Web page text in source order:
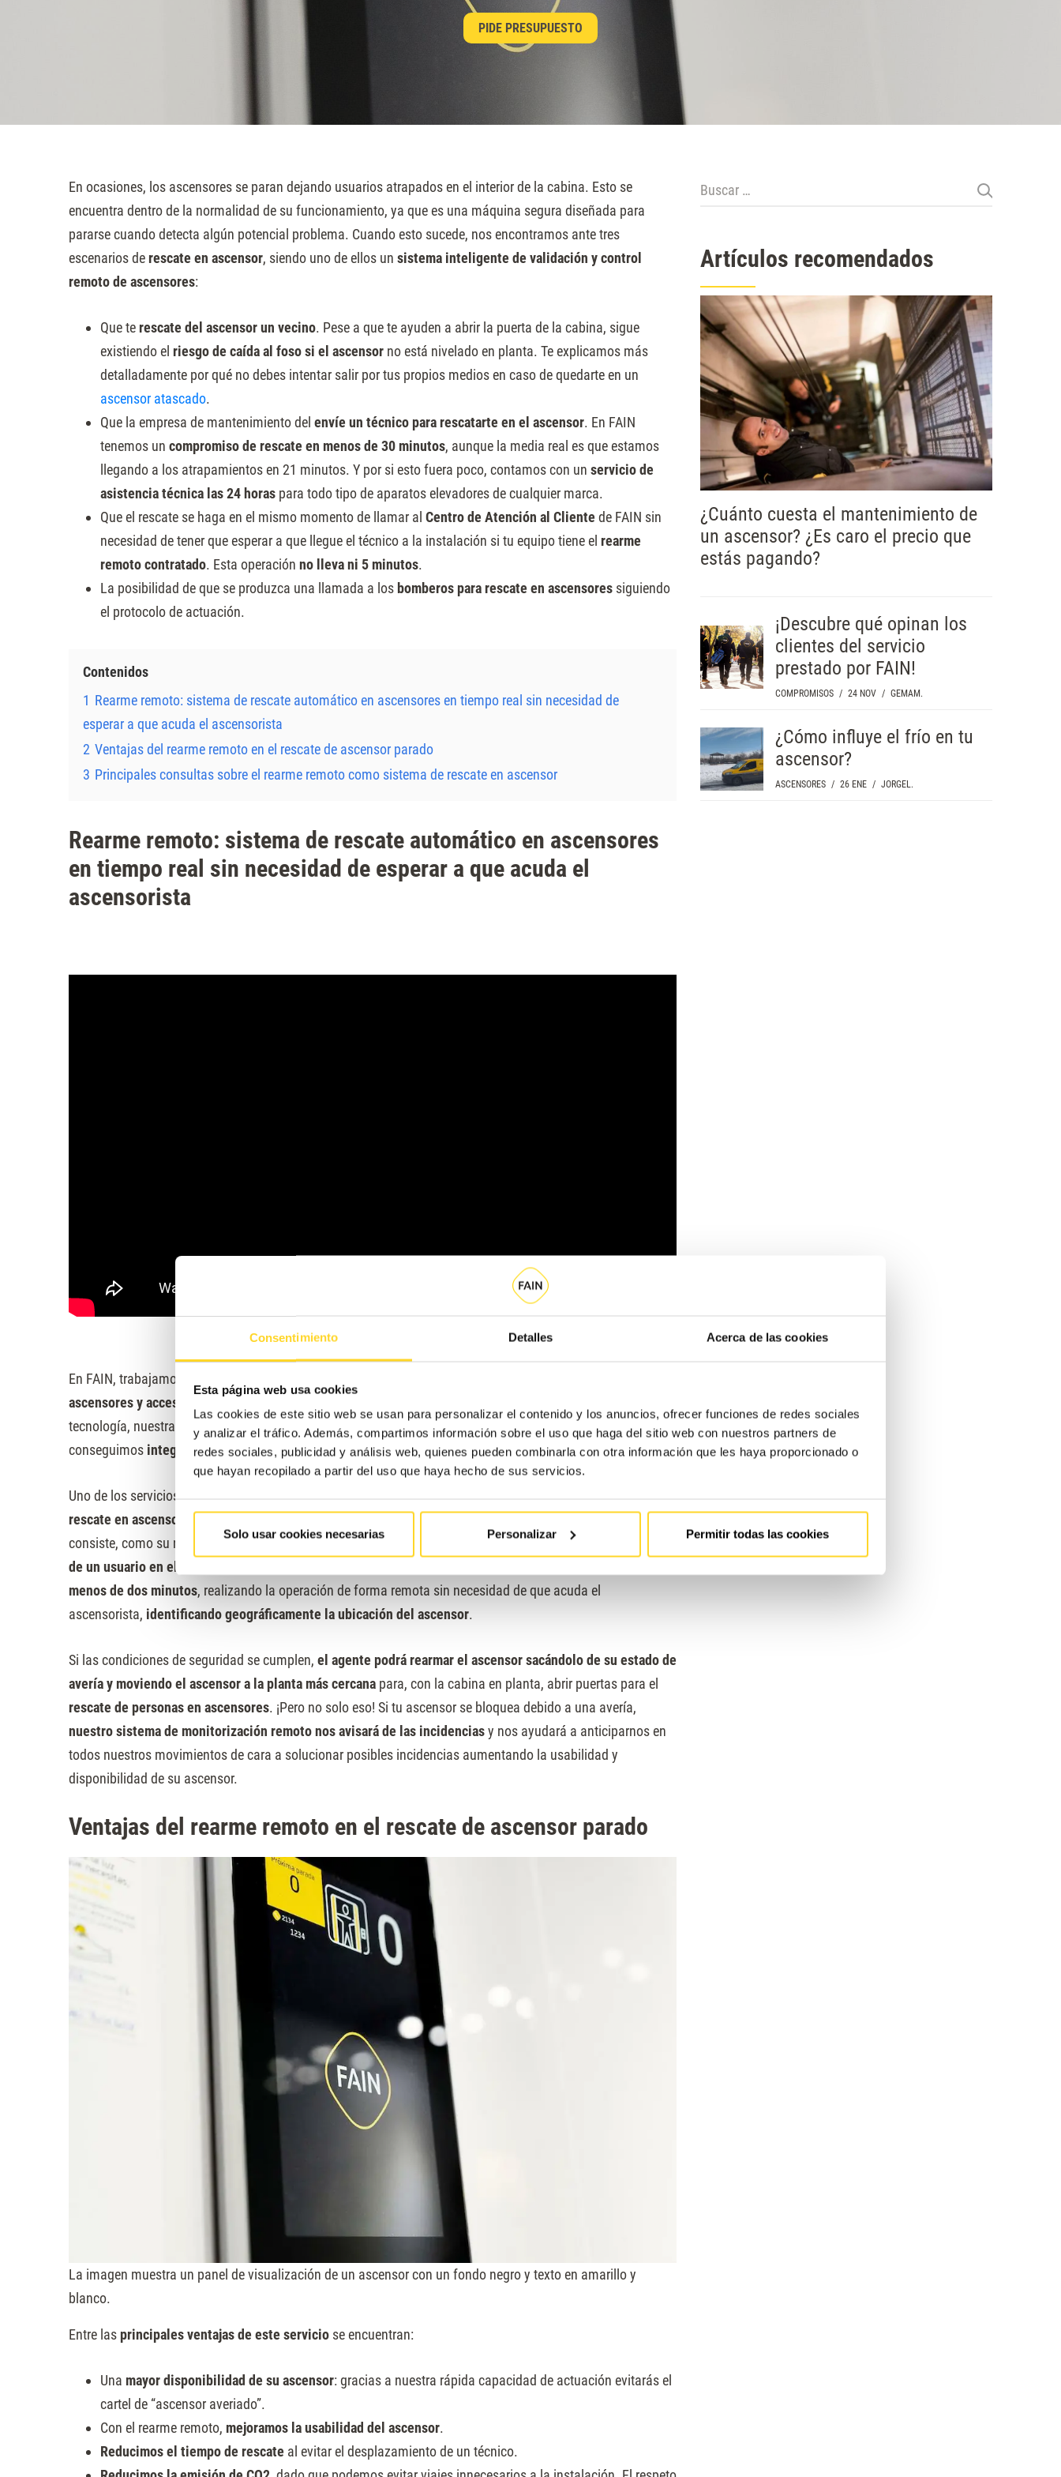
Consentimiento Detalles Acerca de las cookies
Esta página web usa cookies
Las cookies de este sitio web se usan para personalizar el contenido y los anuncios, ofrecer funciones de redes sociales
y analizar el tráfico. Además, compartimos información sobre el uso que haga del sitio web con nuestros partners de
redes sociales, publicidad y análisis web, quienes pueden combinarla con otra información que les haya proporcionado o
que hayan recopilado a partir del uso que haya hecho de sus servicios.
Solo usar cookies necesarias Personalizar Permitir todas las cookies
PIDE PRESUPUESTO
En ocasiones, los ascensores se paran dejando usuarios atrapados en el interior de la cabina. Esto se
encuentra dentro de la normalidad de su funcionamiento, ya que es una máquina segura diseñada para
pararse cuando detecta algún potencial problema. Cuando esto sucede, nos encontramos ante tres
escenarios de rescate en ascensor, siendo uno de ellos un sistema inteligente de validación y control
remoto de ascensores:
Que te rescate del ascensor un vecino. Pese a que te ayuden a abrir la puerta de la cabina, sigue
existiendo el riesgo de caída al foso si el ascensor no está nivelado en planta. Te explicamos más
detalladamente por qué no debes intentar salir por tus propios medios en caso de quedarte en un
ascensor atascado.
Que la empresa de mantenimiento del envíe un técnico para rescatarte en el ascensor. En FAIN
tenemos un compromiso de rescate en menos de 30 minutos, aunque la media real es que estamos
llegando a los atrapamientos en 21 minutos. Y por si esto fuera poco, contamos con un servicio de
asistencia técnica las 24 horas para todo tipo de aparatos elevadores de cualquier marca.
Que el rescate se haga en el mismo momento de llamar al Centro de Atención al Cliente de FAIN sin
necesidad de tener que esperar a que llegue el técnico a la instalación si tu equipo tiene el rearme
remoto contratado. Esta operación no lleva ni 5 minutos.
La posibilidad de que se produzca una llamada a los bomberos para rescate en ascensores siguiendo
el protocolo de actuación.
Contenidos
1 Rearme remoto: sistema de rescate automático en ascensores en tiempo real sin necesidad de
esperar a que acuda el ascensorista
2 Ventajas del rearme remoto en el rescate de ascensor parado
3 Principales consultas sobre el rearme remoto como sistema de rescate en ascensor
Rearme remoto: sistema de rescate automático en ascensores
en tiempo real sin necesidad de esperar a que acuda el
ascensorista
En FAIN, trabajamos con la idea de conseguir
ascensores y accesibilidad
tecnología, nuestra gran aliada en todo los ámbitos de nuestra empresa. Gracias a nuestro gran equipo,
conseguimos integrar las últimas novedades tecnológicas en nuestros productos y servicios.
Uno de los servicios digitales de los que más orgullosos estamos es el
rescate en ascensores en remoto
, servicio muy seguro y beneficioso para el usuario del ascensor que
consiste, como su nombre indica, en poderrearmar el ascensor de forma remota.En caso de atrapamiento
de un usuario en el ascensor
menos de dos minutos, realizando la operación de forma remota sin necesidad de que acuda el
ascensorista, identificando geográficamente la ubicación del ascensor.
Si las condiciones de seguridad se cumplen, el agente podrá rearmar el ascensor sacándolo de su estado de
avería y moviendo el ascensor a la planta más cercana para, con la cabina en planta, abrir puertas para el
rescate de personas en ascensores. ¡Pero no solo eso! Si tu ascensor se bloquea debido a una avería,
nuestro sistema de monitorización remoto nos avisará de las incidenciasy nos ayudará a anticiparnos en
todos nuestros movimientos de cara a solucionar posibles incidencias aumentando la usabilidad y
disponibilidad de su ascensor.
Ventajas del rearme remoto en el rescate de ascensor parado
La imagen muestra un panel de visualización de un ascensor con un fondo negro y texto en amarillo y
blanco.
Entre las principales ventajas de este servicio se encuentran:
Una mayor disponibilidad de su ascensor: gracias a nuestra rápida capacidad de actuación evitarás el
cartel de “ascensor averiado”.
Con el rearme remoto, mejoramos la usabilidad del ascensor.
Reducimos el tiempo de rescate al evitar el desplazamiento de un técnico.
Buscar:
Artículos recomendados
¿Cuánto cuesta el mantenimiento de
un ascensor? ¿Es caro el precio que
estás pagando?
¡Descubre qué opinan los
clientes del servicio
prestado por FAIN!
COMPROMISOS / 24 NOV / GEMAM.
¿Cómo influye el frío en tu
ascensor?
ASCENSORES / 26 ENE / JORGEL.